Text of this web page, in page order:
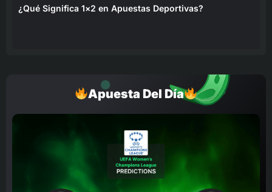
¿Qué Significa 1×2 en Apuestas Deportivas?
Apuesta Del Día